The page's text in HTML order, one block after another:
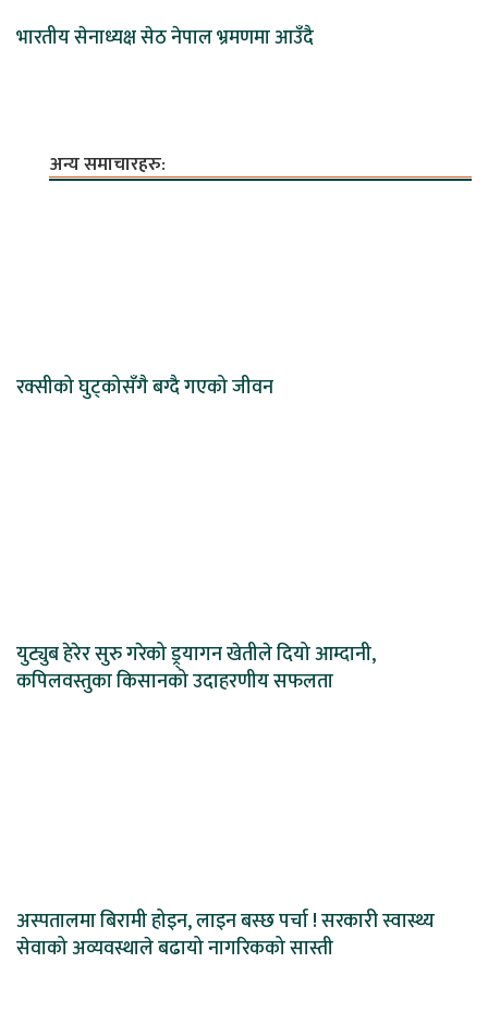
भारतीय सेनाध्यक्ष सेठ नेपाल भ्रमणमा आउँदै
अन्य समाचारहरु:
रक्सीको घुट्कोसँगै बग्दै गएको जीवन
युट्युब हेरेर सुरु गरेको ड्र्यागन खेतीले दियो आम्दानी,
कपिलवस्तुका किसानको उदाहरणीय सफलता
अस्पतालमा बिरामी होइन, लाइन बस्छ पर्चा ! सरकारी स्वास्थ्य
सेवाको अव्यवस्थाले बढायो नागरिकको सास्ती